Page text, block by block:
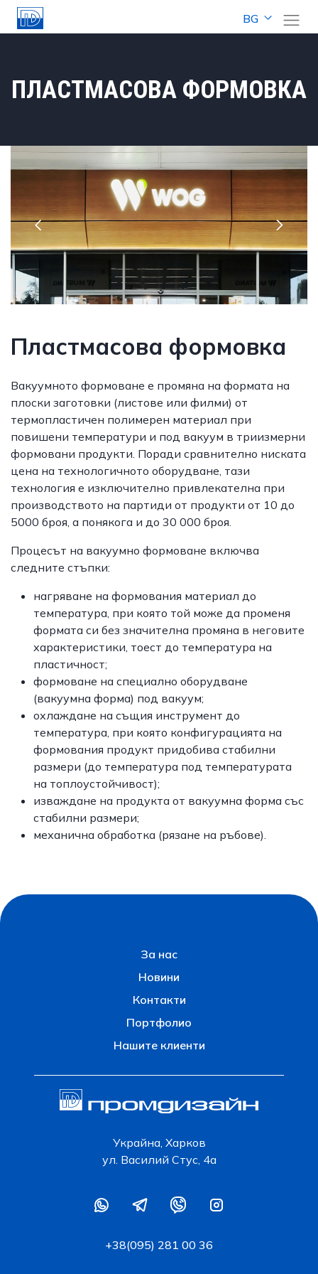
BG
ПЛАСТМАСОВА ФОРМОВКА
Пластмасова формовка
Вакуумното формоване е промяна на формата на
плоски заготовки (листове или филми) от
термопластичен полимерен материал при
повишени температури и под вакуум в триизмерни
формовани продукти. Поради сравнително ниската
цена на технологичното оборудване, тази
технология е изключително привлекателна при
производството на партиди от продукти от 10 до
5000 броя, а понякога и до 30 000 броя.
Процесът на вакуумно формоване включва
следните стъпки:
нагряване на формования материал до
температура, при която той може да променя
формата си без значителна промяна в неговите
характеристики, тоест до температура на
пластичност;
формоване на специално оборудване
(вакуумна форма) под вакуум;
охлаждане на същия инструмент до
температура, при която конфигурацията на
формования продукт придобива стабилни
размери (до температура под температурата
на топлоустойчивост);
изваждане на продукта от вакуумна форма със
стабилни размери;
механична обработка (рязане на ръбове).
За нас
Новини
Контакти
Портфолио
Нашите клиенти
Украйна, Харков
ул. Василий Стус, 4а
+38(095) 281 00 36